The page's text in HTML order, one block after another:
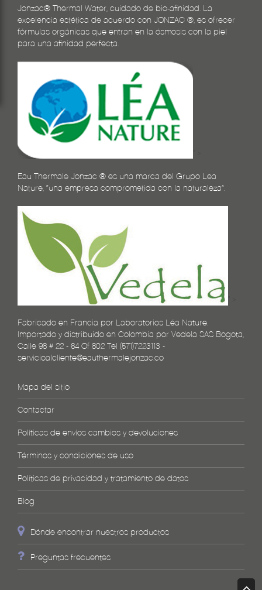
Jonzac® Thermal Water, cuidado de bio-afinidad. La
excelencia estética de acuerdo con JONZAC ®, es ofrecer
fórmulas orgánicas que entran en la ósmosis con la piel
para una afinidad perfecta.
Eau Thermale Jonzac ® es una marca del Grupo Lea
Nature, “una empresa comprometida con la naturaleza”.
Fabricado en Francia por Laboratorios Léa Nature.
Importado y distribuido en Colombia por Vedela SAS Bogota,
Calle 98 # 22 - 64 Of 802 Tel (571)7223113 -
servicioalcliente@eauthermalejonzac.co
Mapa del sitio
Contactar
Políticas de envíos cambios y devoluciones
Términos y condiciones de uso
Políticas de privacidad y tratamiento de datos
Blog
Dónde encontrar nuestros productos
Preguntas frecuentes